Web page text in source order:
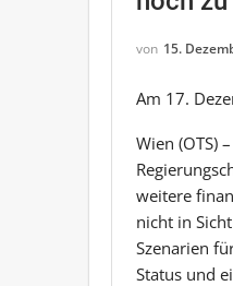
von 15.
Am 17.
Wien (OTS)
weitere
nicht in
Szenarien
Status und